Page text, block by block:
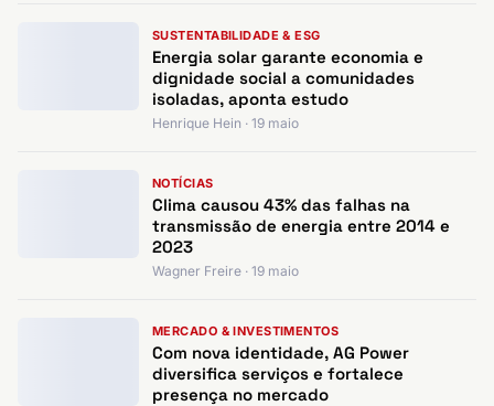
SUSTENTABILIDADE & ESG
Energia solar garante economia e
dignidade social a comunidades
isoladas, aponta estudo
Henrique Hein · 19 maio
NOTÍCIAS
Clima causou 43% das falhas na
transmissão de energia entre 2014 e
2023
Wagner Freire · 19 maio
MERCADO & INVESTIMENTOS
Com nova identidade, AG Power
diversifica serviços e fortalece
presença no mercado